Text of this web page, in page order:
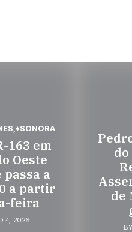
♦SONORA
163 em
Oeste
passa a
a partir
feira
4, 2026
de